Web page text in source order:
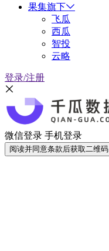
果集旗下
飞瓜
西瓜
智投
云略
登录/注册
微信登录 手机登录
阅读并同意条款后获取二维码